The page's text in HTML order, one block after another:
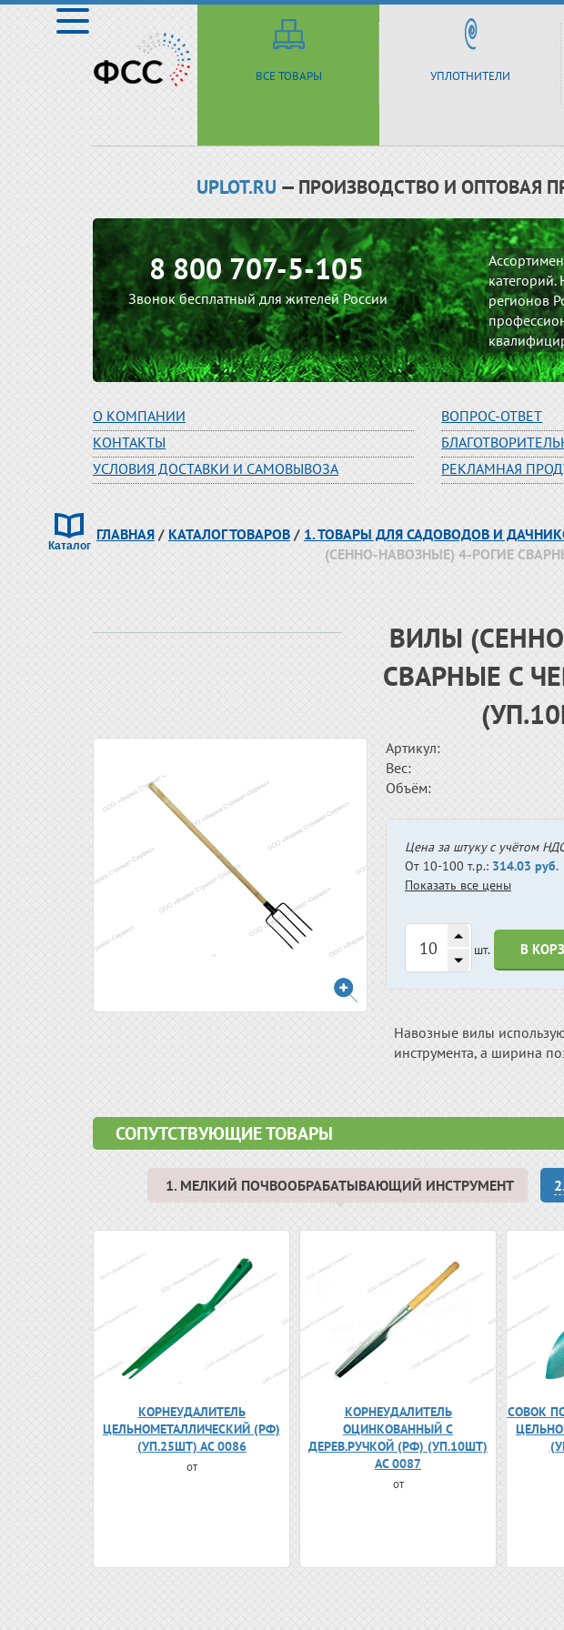
ВСЕ ТОВАРЫ УПЛОТНИТЕЛИ
UPLOT.RU — ПРОИЗВОДСТВО И ОПТОВАЯ
8 800 707-5-105
Звонок бесплатный для жителей России
регионов
О КОМПАНИИ
КОНТАКТЫ
УСЛОВИЯ ДОСТАВКИ И САМОВЫВОЗА
ВОПРОС-ОТВЕТ
РЕКЛАМНАЯ
ГЛАВНАЯ / КАТАЛОГ ТОВАРОВ / 1. ТОВАРЫ ДЛЯ САДОВОДОВ И
(СЕННО-НАВОЗНЫЕ) 4-РОГИЕ
ВИЛЫ
СВАРНЫЕ С
Артикул:
Вес:
Объём:
Цена за штуку с учётом
От 10-100 т.р.: 314.03 руб.
Показать все цены
шт. В
Навозные вилы
инструмента, а ширина
СОПУТСТВУЮЩИЕ ТОВАРЫ
1. МЕЛКИЙ ПОЧВООБРАБАТЫВАЮЩИЙ ИНСТРУМЕНТ
КОРНЕУДАЛИТЕЛЬ
ЦЕЛЬНОМЕТАЛЛИЧЕСКИЙ (РФ)
(УП.25ШТ) АС 0086
от
КОРНЕУДАЛИТЕЛЬ
ОЦИНКОВАННЫЙ С
ДЕРЕВ.РУЧКОЙ (РФ) (УП.10ШТ)
АС 0087
от
СОВОК